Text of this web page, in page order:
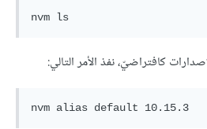
nvm ls
كافتراضيّ، نفذ الأمر التالي:
nvm alias default 10.15.3